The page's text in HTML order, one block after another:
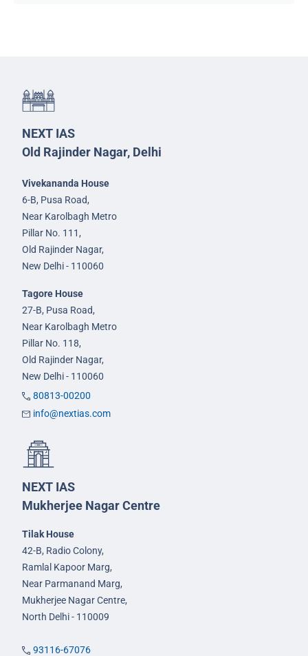
NEXT IAS
Old Rajinder Nagar, Delhi
Vivekananda House
6-B, Pusa Road,
Near Karolbagh Metro
Pillar No. 111,
Old Rajinder Nagar,
New Delhi - 110060
Tagore House
27-B, Pusa Road,
Near Karolbagh Metro
Pillar No. 118,
Old Rajinder Nagar,
New Delhi - 110060
80813-00200
info@nextias.com
NEXT IAS
Mukherjee Nagar Centre
Tilak House
42-B, Radio Colony,
Ramlal Kapoor Marg,
Near Parmanand Marg,
Mukherjee Nagar Centre,
North Delhi - 110009
93116-67076